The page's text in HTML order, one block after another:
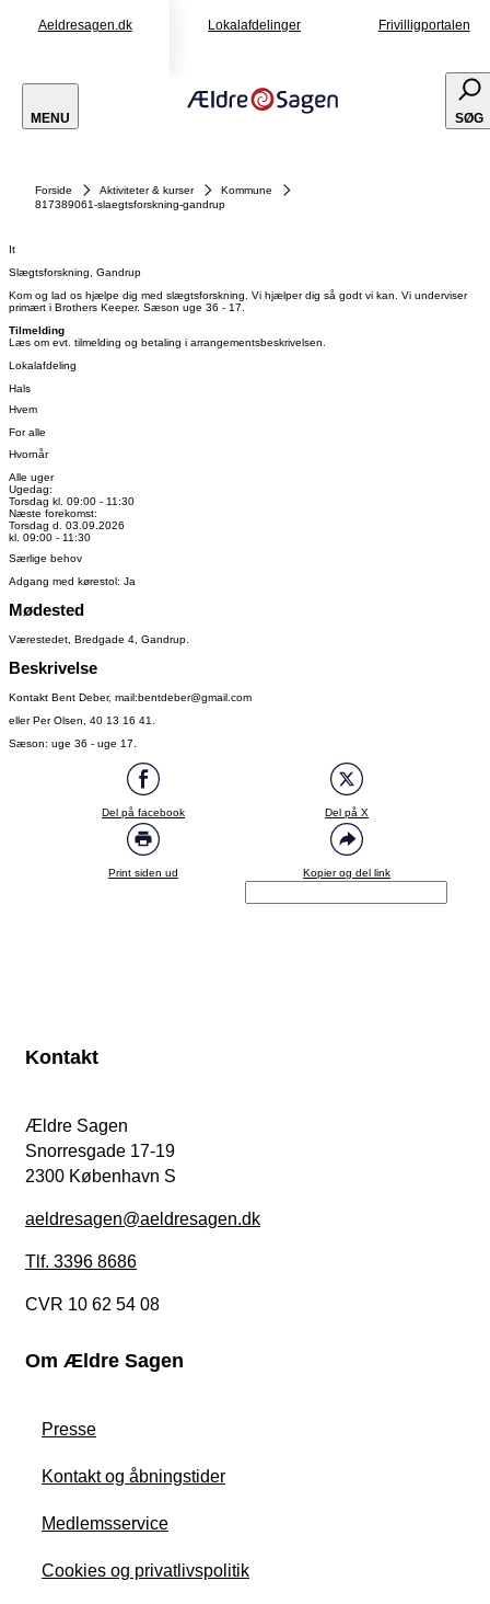
Aeldresagen.dk Lokalafdelinger Frivilligportalen
MENU SØG
Forside Aktiviteter & kurser
Kommune
817389061-slaegtsforskning-gandrup
It
Slægtsforskning, Gandrup
Kom og lad os hjælpe dig med slægtsforskning. Vi hjælper dig så godt vi kan. Vi underviser
primært i Brothers Keeper. Sæson uge 36 - 17.
Tilmelding
Læs om evt. tilmelding og betaling i arrangementsbeskrivelsen.
Lokalafdeling
Hals
Hvem
For alle
Hvornår
Alle uger
Ugedag:
Torsdag kl. 09:00 - 11:30
Næste forekomst:
Torsdag d. 03.09.2026
kl. 09:00 - 11:30
Særlige behov
Adgang med kørestol: Ja
Mødested
Værestedet, Bredgade 4, Gandrup.
Beskrivelse
Kontakt Bent Deber, mail:bentdeber@gmail.com
eller Per Olsen, 40 13 16 41.
Sæson: uge 36 - uge 17.
Del på facebook Del på X
Print siden ud Kopier og del link
Kontakt
Ældre Sagen
Snorresgade 17-19
2300 København S
aeldresagen@aeldresagen.dk
Tlf. 3396 8686
CVR 10 62 54 08
Om Ældre Sagen
Presse
Kontakt og åbningstider
Medlemsservice
Cookies og privatlivspolitik